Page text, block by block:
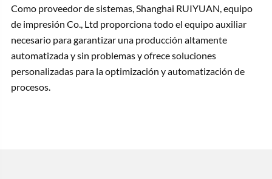
Como proveedor de sistemas, Shanghai RUIYUAN, equipo
de impresión Co., Ltd proporciona todo el equipo auxiliar
necesario para garantizar una producción altamente
automatizada y sin problemas y ofrece soluciones
personalizadas para la optimización y automatización de
procesos.